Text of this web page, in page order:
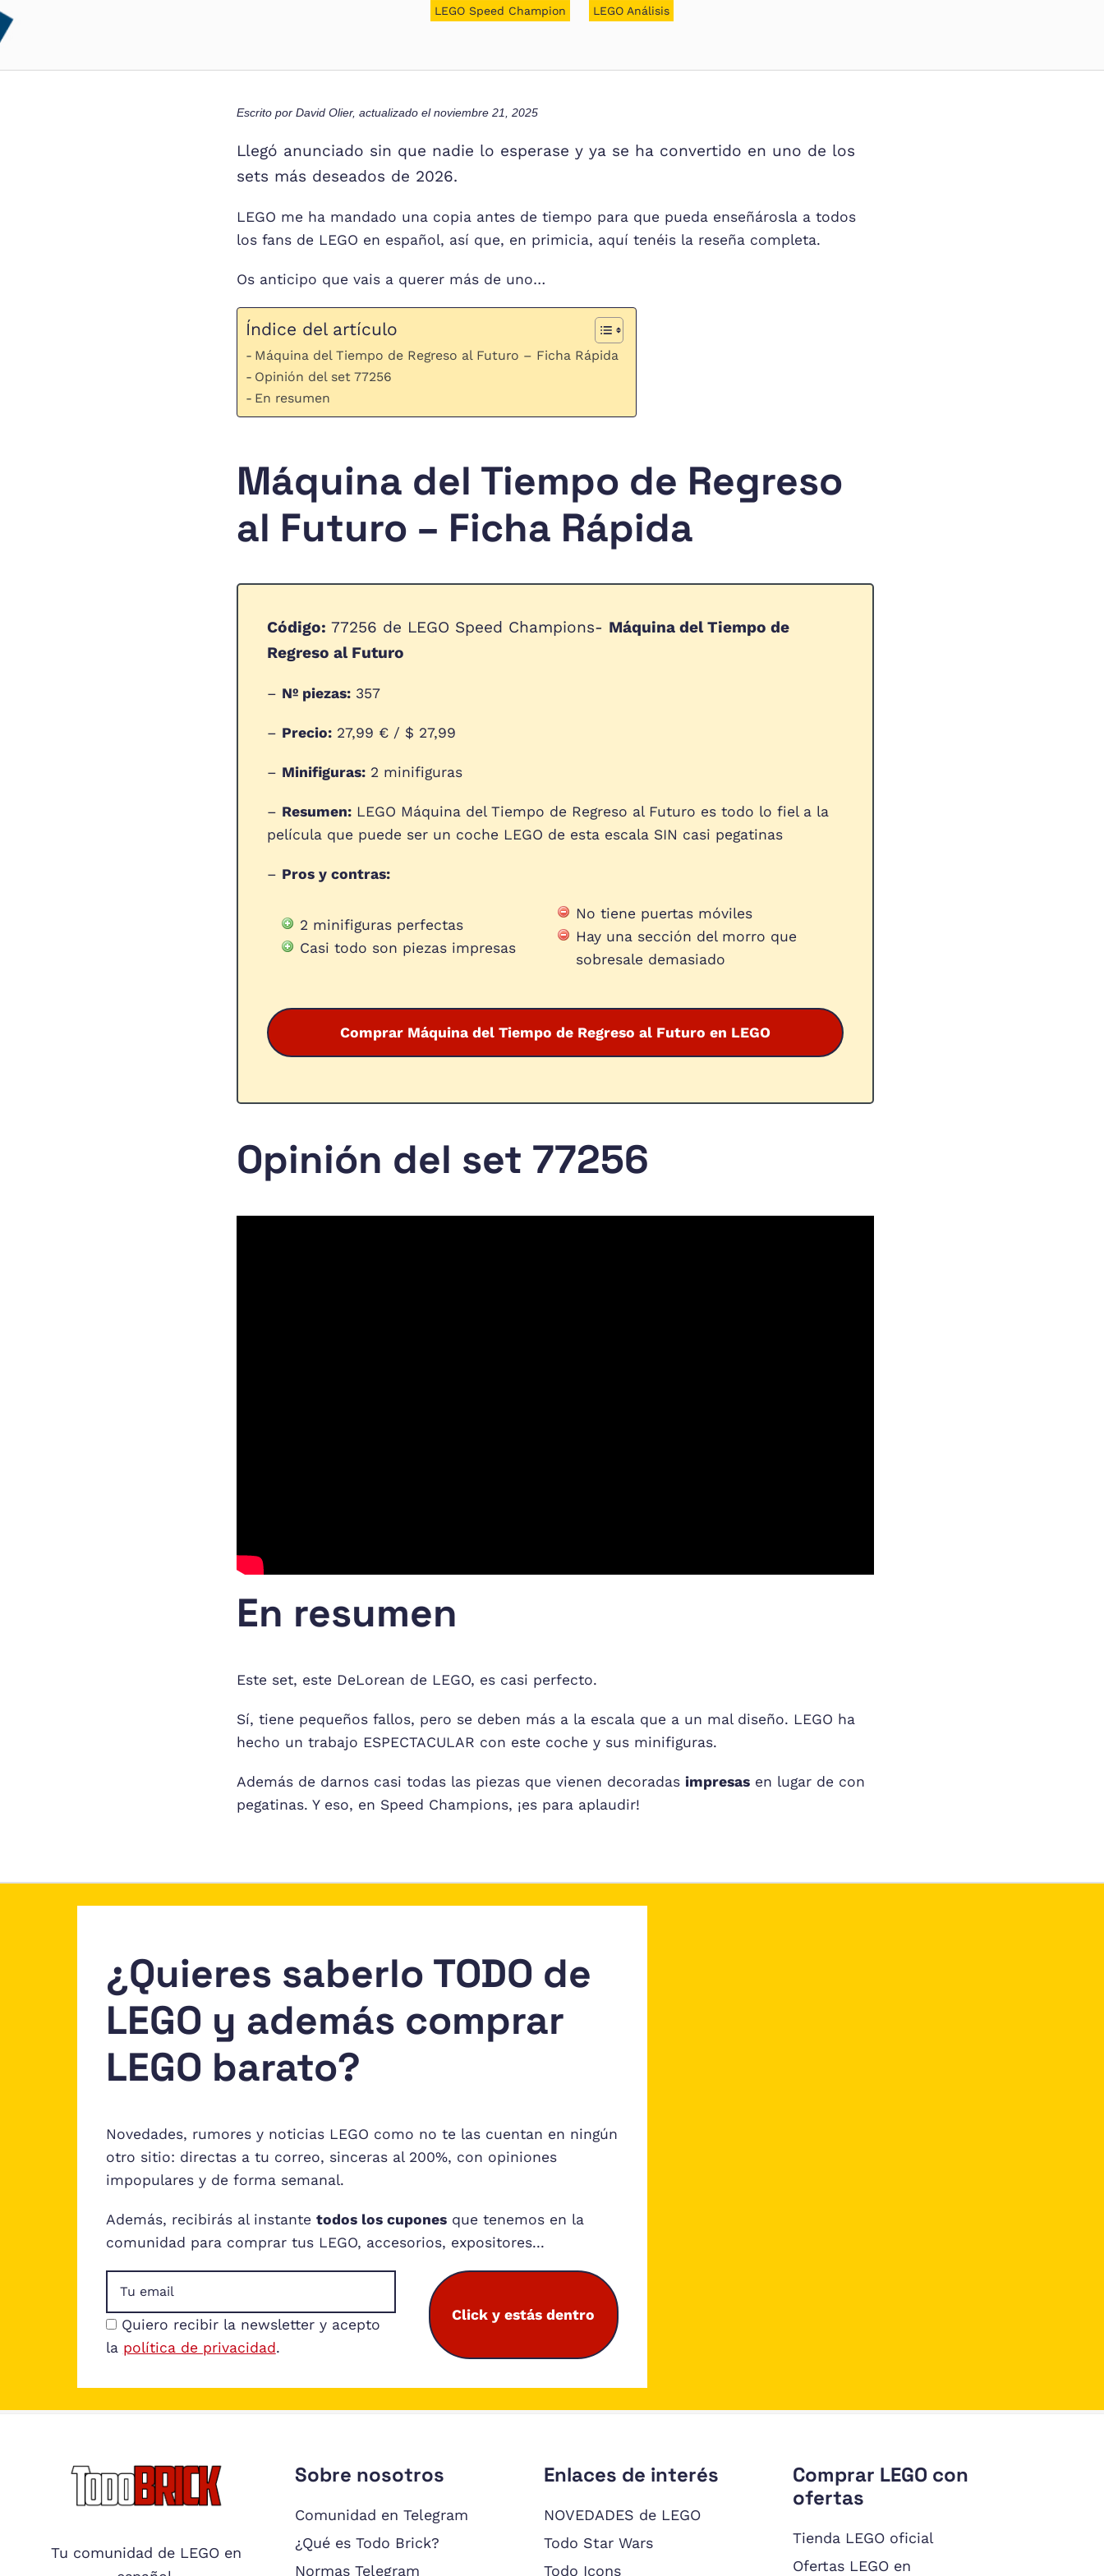
LEGO Speed Champion LEGO Análisis
Escrito por David Olier, actualizado elnoviembre 21, 2025
Llegó anunciado sin que nadie lo esperase y ya se ha convertido en uno de los
sets más deseados de 2026.
LEGO me ha mandado una copia antes de tiempo para que pueda enseñárosla a todos
los fans de LEGO en español, así que, en primicia, aquí tenéis la reseña completa.
Os anticipo que vais a querer más de uno…
Índice del artículo
Máquina del Tiempo de Regreso al Futuro – Ficha Rápida
Opinión del set 77256
En resumen
Máquina del Tiempo de Regreso
al Futuro – Ficha Rápida
Código: 77256 de LEGO Speed Champions- Máquina del Tiempo de
Regreso al Futuro
– Nº piezas: 357
– Precio: 27,99 € / $ 27,99
– Minifiguras: 2 minifiguras
– Resumen: LEGO Máquina del Tiempo de Regreso al Futuro es todo lo fiel a la
película que puede ser un coche LEGO de esta escala SIN casi pegatinas
– Pros y contras:
2 minifiguras perfectas
Casi todo son piezas impresas
No tiene puertas móviles
Hay una sección del morro que
sobresale demasiado
Comprar Máquina del Tiempo de Regreso al Futuro en LEGO
Opinión del set 77256
En resumen
Este set, este DeLorean de LEGO, es casi perfecto.
Sí, tiene pequeños fallos, pero se deben más a la escala que a un mal diseño. LEGO ha
hecho un trabajo ESPECTACULAR con este coche y sus minifiguras.
Además de darnos casi todas las piezas que vienen decoradas impresas en lugar de con
pegatinas. Y eso, en Speed Champions, ¡es para aplaudir!
¿Quieres saberlo TODO de
LEGO y además comprar
LEGO barato?
Novedades, rumores y noticias LEGO como no te las cuentan en ningún
otro sitio: directas a tu correo, sinceras al 200%, con opiniones
impopulares y de forma semanal.
Además, recibirás al instante todos los cuponesque tenemos en la
comunidad para comprar tus LEGO, accesorios, expositores...
Quiero recibir la newsletter y acepto
la política de privacidad.
Click y estás dentro
Footer
Tu comunidad de LEGO en
Sobre nosotros
Comunidad en Telegram
¿Qué es Todo Brick?
Normas Telegram
Enlaces de interés
NOVEDADES de LEGO
Todo Star Wars
Todo Icons
Comprar LEGO con
ofertas
Tienda LEGO oficial
Ofertas LEGO en